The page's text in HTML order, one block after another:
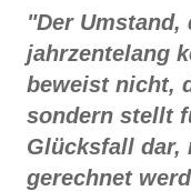
"Der Umstand,
jahrzentelang
beweist nicht,
sondern stellt
Glücksfall dar,
gerechnet